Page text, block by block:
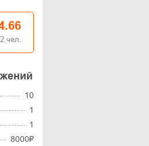
чел.
10
1
1
8000₽